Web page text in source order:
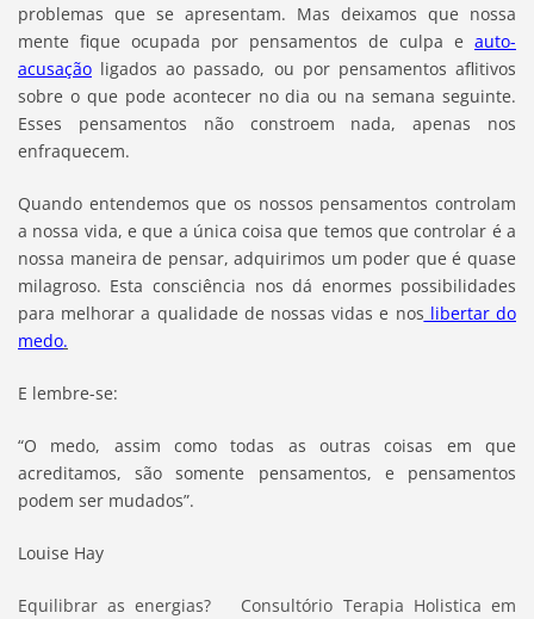
problemas que se apresentam. Mas deixamos que nossa
mente fique ocupada por pensamentos de culpa eauto-
acusaçãoligados ao passado, ou por pensamentos aflitivos
sobre o que pode acontecer no dia ou na semana seguinte.
Esses pensamentos não constroem nada, apenas nos
enfraquecem.
Quando entendemos que os nossos pensamentos controlam
a nossa vida, e que a única coisa que temos que controlar é a
nossa maneira de pensar, adquirimos um poder que é quase
milagroso. Esta consciência nos dá enormes possibilidades
para melhorar a qualidade de nossas vidas e nos libertar do
medo.
E lembre-se:
“O medo, assim como todas as outras coisas em que
acreditamos, são somente pensamentos, e pensamentos
podem ser mudados”.
Louise Hay
Equilibrar as energias? Consultório Terapia Holistica em